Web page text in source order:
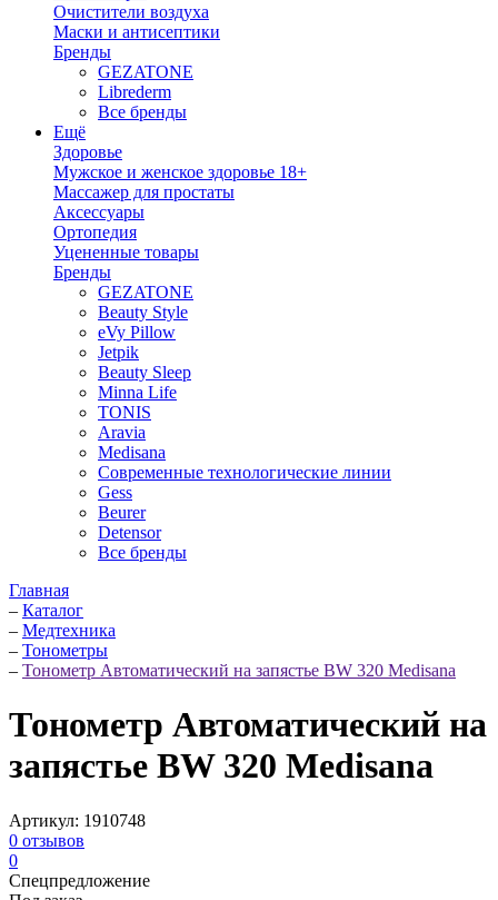
Очистители воздуха
Маски и антисептики
Бренды
GEZATONE
Librederm
Все бренды
Ещё
Здоровье
Мужское и женское здоровье 18+
Массажер для простаты
Аксессуары
Ортопедия
Уцененные товары
Бренды
GEZATONE
Beauty Style
eVy Pillow
Jetpik
Beauty Sleep
Minna Life
TONIS
Aravia
Medisana
Современные технологические линии
Gess
Beurer
Detensor
Все бренды
Главная
– Каталог
– Медтехника
– Тонометры
– Тонометр Автоматический на запястье BW 320 Medisana
Тонометр Автоматический на
запястье BW 320 Medisana
Артикул: 1910748
0 отзывов
0
Спецпредложение